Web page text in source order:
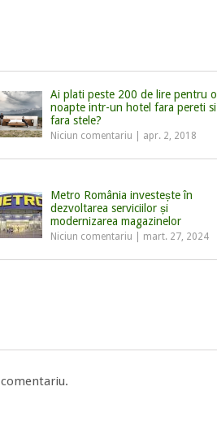
Ai plati peste 200 de lire pentru o
noapte intr-un hotel fara pereti si
fara stele?
Niciun comentariu apr. 2, 2018
Metro România investește în
dezvoltarea serviciilor și
modernizarea magazinelor
Niciun comentariu mart. 27, 2024